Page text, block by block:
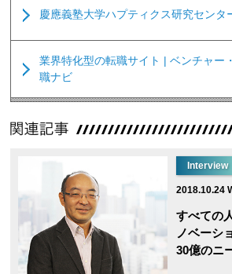
慶應義塾大学ハプティクス研究センタ
業界特化型の転職サイト | ベンチャー
職ナビ
Interview
2018.10.24
すべての
ノベーシ
30億のニ